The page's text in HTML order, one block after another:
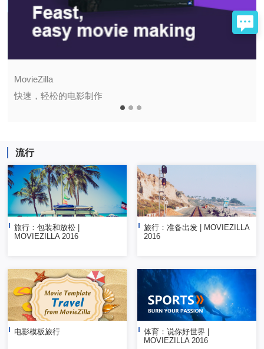
MovieZilla
快速，轻松的电影制作
流行
旅行：包装和放松 |
MOVIEZILLA 2016
旅行：准备出发 | MOVIEZILLA
2016
电影模板旅行
体育：说你好世界 |
MOVIEZILLA 2016